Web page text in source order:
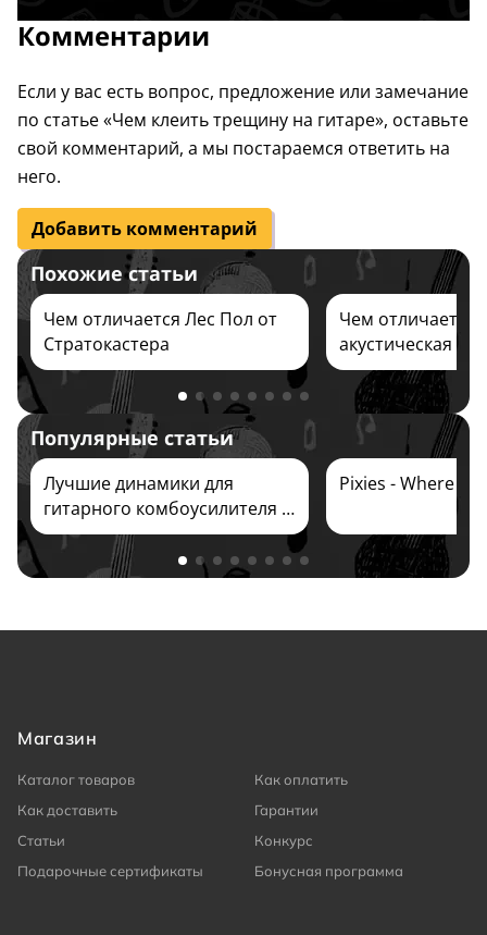
Комментарии
Если у вас есть вопрос, предложение или замечание
по статье «Чем клеить трещину на гитаре», оставьте
свой комментарий, а мы постараемся ответить на
него.
Добавить комментарий
Похожие статьи
Чем отличается Лес Пол от
Стратокастера
Чем отличается
акустическая
классической
Популярные статьи
Лучшие динамики для
гитарного комбоусилителя и
кабинета 2026
Pixies - Where Is
Магазин
Каталог товаров
Как оплатить
Как доставить
Гарантии
Статьи
Конкурс
Подарочные сертификаты
Бонусная программа